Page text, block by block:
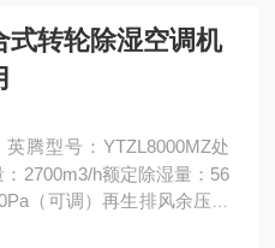
式转轮除湿空调机
腾型号：YTZL8000MZ处
2700m3/h额定除湿量：56
（可调）再生排风余压：